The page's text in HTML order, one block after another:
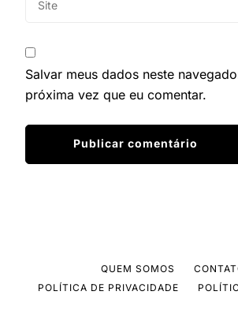
Salvar meus dados neste
próxima vez que eu comentar.
QUEM SOMOS
POLÍTICA DE PRIVACIDADE